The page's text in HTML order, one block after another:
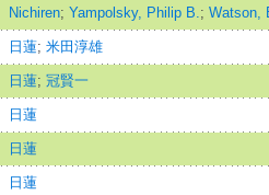
Nichiren; Yampolsky, Philip B.; Watson,
日蓮; 米田淳雄
日蓮; 冠賢一
日蓮
日蓮
日蓮